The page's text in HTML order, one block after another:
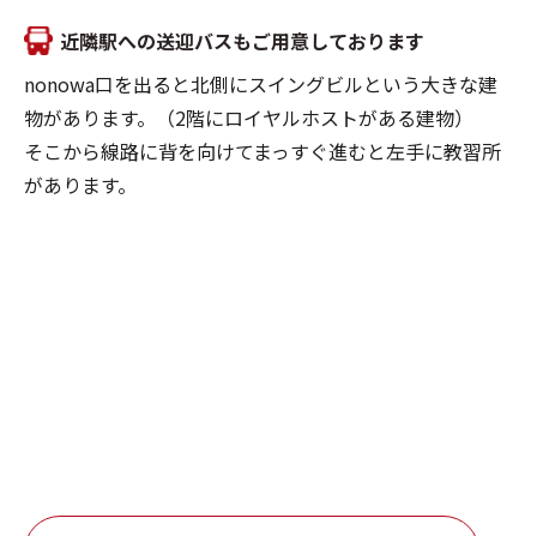
近隣駅への送迎バスもご用意しております
nonowa口を出ると北側にスイングビルという大きな建
物があります。（2階にロイヤルホストがある建物）
そこから線路に背を向けてまっすぐ進むと左手に教習所
があります。